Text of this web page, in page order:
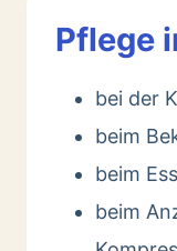
Pflege
bei der
beim
beim
beim